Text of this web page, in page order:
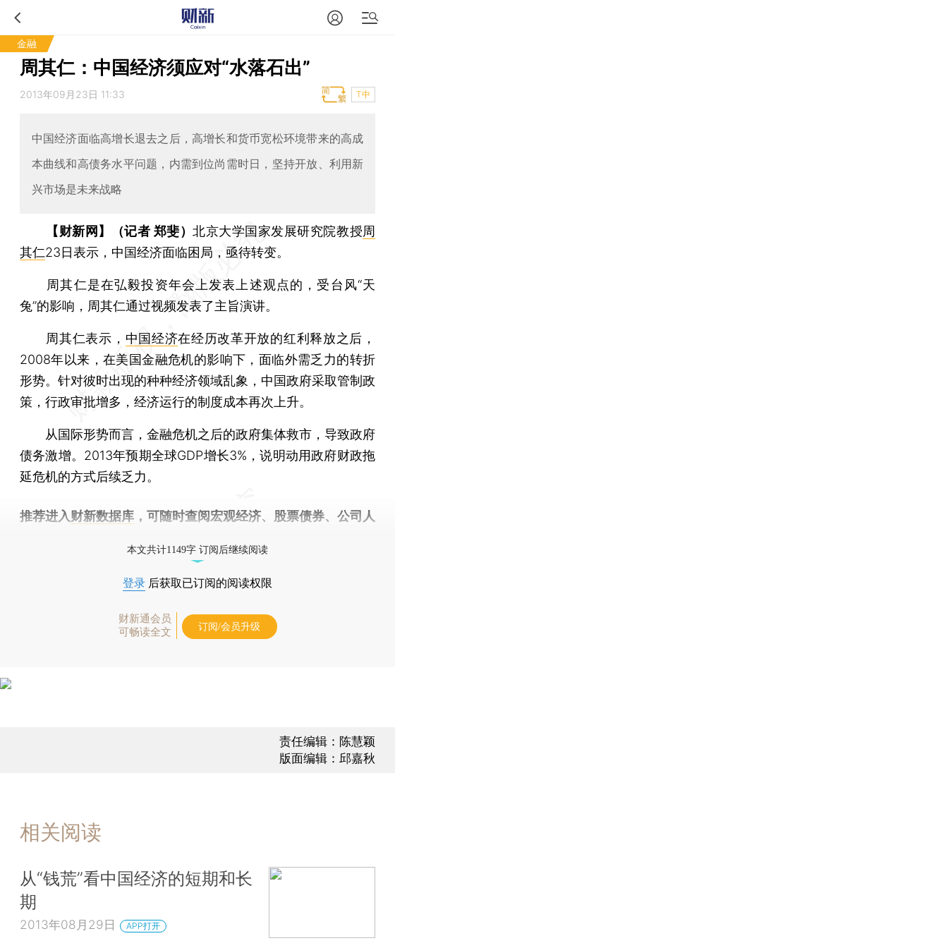
金融
周其仁：中国经济须应对“水落石出”
2013年09月23日 11:33 T中
中国经济面临高增长退去之后，高增长和货币宽松环境带来的高成
本曲线和高债务水平问题，内需到位尚需时日，坚持开放、利用新
兴市场是未来战略
【财新网】（记者 郑斐）北京大学国家发展研究院教授周
其仁23日表示，中国经济面临困局，亟待转变。
周其仁是在弘毅投资年会上发表上述观点的，受台风“天
兔”的影响，周其仁通过视频发表了主旨演讲。
周其仁表示， 中国经济在经历改革开放的红利释放之后，
2008年以来，在美国金融危机的影响下，面临外需乏力的转折
形势。针对彼时出现的种种经济领域乱象，中国政府采取管制政
策，行政审批增多，经济运行的制度成本再次上升。
从国际形势而言，金融危机之后的政府集体救市，导致政府
债务激增。2013年预期全球GDP增长3%，说明动用政府财政拖
延危机的方式后续乏力。
推荐进入财新数据库 ，可随时查阅宏观经济、股票债券、公司人
本文共计1149字 订阅后继续阅读
登录 后获取已订阅的阅读权限
财新通会员
可畅读全文
订阅/会员升级
责任编辑：陈慧颖
版面编辑：邱嘉秋
相关阅读
从“钱荒”看中国经济的短期和长
期
2013年08月29日 APP打开